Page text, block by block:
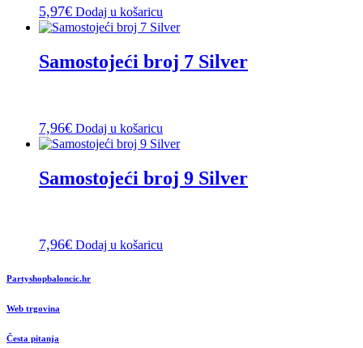
5,97€ Dodaj u košaricu
Samostojeći broj 7 Silver
7,96€ Dodaj u košaricu
Samostojeći broj 9 Silver
7,96€ Dodaj u košaricu
Partyshopbaloncic.hr
Web trgovina
Česta pitanja